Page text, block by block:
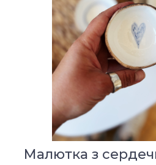
Малютка з